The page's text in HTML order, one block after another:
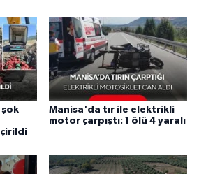
Manisa'da tır ile elektrikli
motor çarpıştı: 1 ölü 4 yaralı